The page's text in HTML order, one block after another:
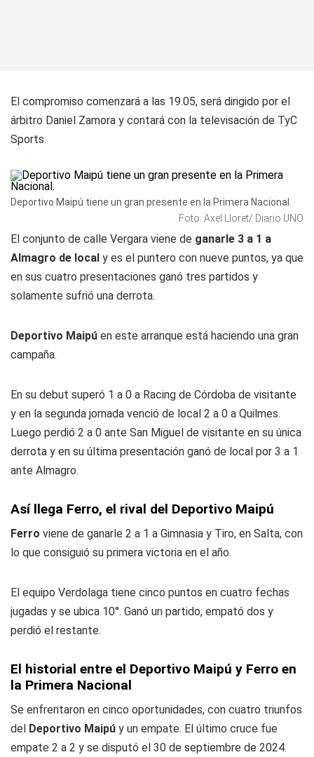
El compromiso comenzará a las 19.05, será dirigido por el
árbitro Daniel Zamora y contará con la televisación de TyC
Sports.
Deportivo Maipú tiene un gran presente en la Primera Nacional.
Foto: Axel Lloret/ Diario UNO
El conjunto de calle Vergara viene de ganarle 3 a 1 a
Almagro de local y es el puntero con nueve puntos, ya que
en sus cuatro presentaciones ganó tres partidos y
solamente sufrió una derrota.
Deportivo Maipú en este arranque está haciendo una gran
campaña.
En su debut superó 1 a 0 a Racing de Córdoba de visitante
y en la segunda jornada venció de local 2 a 0 a Quilmes.
Luego perdió 2 a 0 ante San Miguel de visitante en su única
derrota y en su última presentación ganó de local por 3 a 1
ante Almagro.
Así llega Ferro, el rival del Deportivo Maipú
Ferro viene de ganarle 2 a 1 a Gimnasia y Tiro, en Salta, con
lo que consiguió su primera victoria en el año.
El equipo Verdolaga tiene cinco puntos en cuatro fechas
jugadas y se ubica 10°. Ganó un partido, empató dos y
perdió el restante.
El historial entre el Deportivo Maipú y Ferro en
la Primera Nacional
Se enfrentaron en cinco oportunidades, con cuatro triunfos
del Deportivo Maipú y un empate. El último cruce fue
empate 2 a 2 y se disputó el 30 de septiembre de 2024.